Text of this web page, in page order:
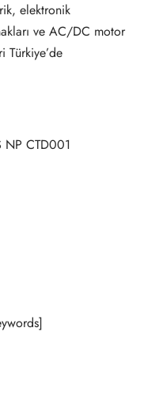
elektronik
ve AC/DC motor
Türkiye’de
NP CTD001